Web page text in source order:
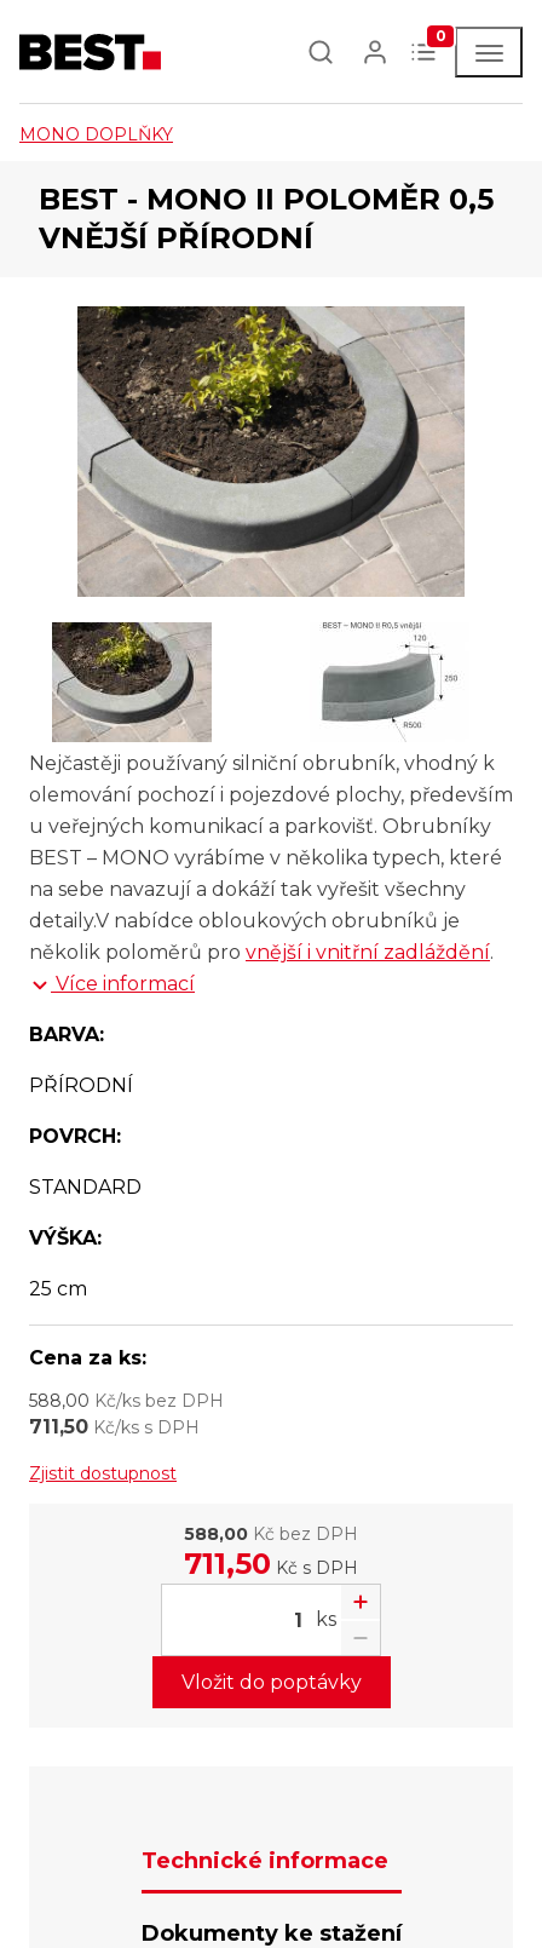
0
MONO DOPLŇKY
BEST - MONO II POLOMĚR 0,5
VNĚJŠÍ PŘÍRODNÍ
Nejčastěji používaný silniční obrubník, vhodný k
olemování pochozí i pojezdové plochy, především
u veřejných komunikací a parkovišť. Obrubníky
BEST – MONO vyrábíme v několika typech, které
na sebe navazují a dokáží tak vyřešit všechny
detaily.V nabídce obloukových obrubníků je
několik poloměrů pro vnější i vnitřní zadláždění.
Více informací
BARVA:
PŘÍRODNÍ
POVRCH:
STANDARD
VÝŠKA:
25 cm
Cena za ks:
588,00 Kč/ks bez DPH
711,50 Kč/ks s DPH
Zjistit dostupnost
588,00 Kč bez DPH
711,50 Kč s DPH
ks
Vložit do poptávky
Technické informace
Dokumenty ke stažení